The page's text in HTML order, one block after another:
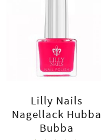
Lilly Nails
Nagellack Hubba
Bubba